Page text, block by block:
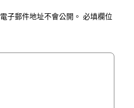
子郵件地址不會公開。 必填欄位